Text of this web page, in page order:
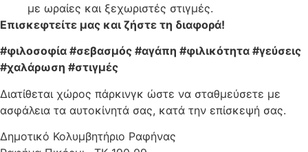
με ωραίες και ξεχωριστές στιγμές.
Επισκεφτείτε μας και ζήστε τη διαφορά!
#φιλοσοφία #σεβασμός #αγάπη #φιλικότητα #γεύσεις
#χαλάρωση #στιγμές
Διατίθεται χώρος πάρκινγκ ώστε να σταθμεύσετε με
ασφάλεια τα αυτοκίνητά σας, κατά την επίσκεψή σας.
Δημοτικό Κολυμβητήριο Ραφήνας